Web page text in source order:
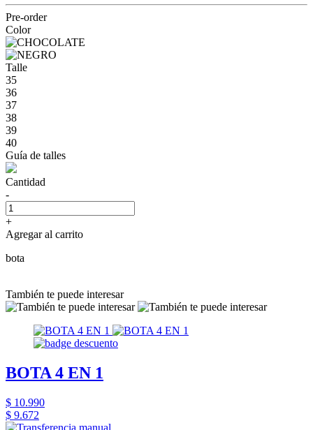
Pre-order
Color
Talle
35
36
37
38
39
40
Guía de talles
Cantidad
-
+
Agregar al carrito
bota
También te puede interesar
BOTA 4 EN 1
$ 10.990
$ 9.672